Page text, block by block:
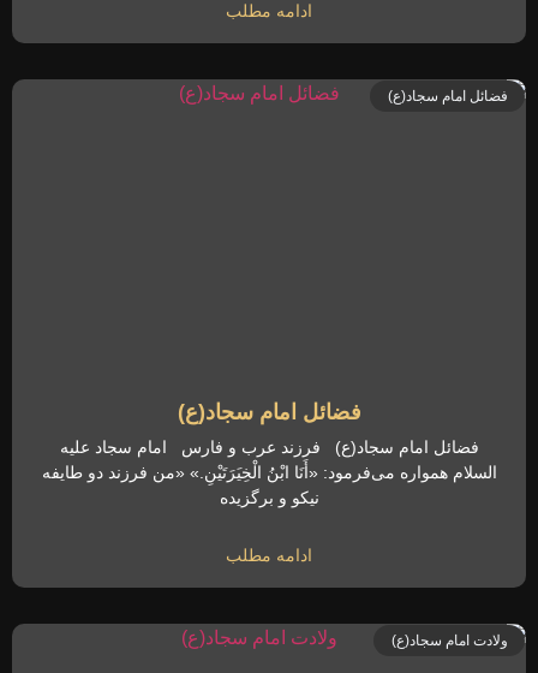
ادامه مطلب
فضائل امام سجاد(ع)
فضائل امام سجاد(ع)
فضائل امام سجاد(ع) فرزند عرب و فارس امام سجاد علیه
السلام همواره می‌فرمود: «أَنَا ابْنُ الْخِیَرَتَیْنِ.» «من فرزند دو طایفه
نیکو و برگزیده
ادامه مطلب
ولادت امام سجاد(ع)